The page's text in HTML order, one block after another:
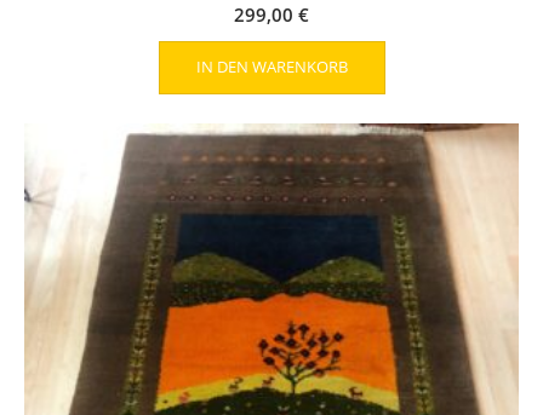
299,00 €
IN DEN WARENKORB